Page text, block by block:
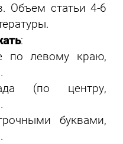
Объем статьи 4-6
:
по левому краю,
(по центру,
буквами,